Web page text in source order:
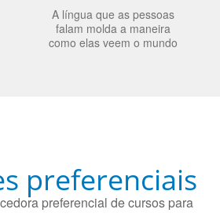
A língua que as pessoas
falam molda a maneira
como elas veem o mundo
preferenciais
preferencial de cursos para